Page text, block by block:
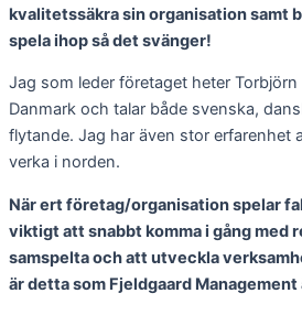
kvalitetssäkra sin organisation samt
spela ihop så det svänger!
Jag som leder företaget heter
Danmark och talar både svenska,
flytande. Jag har även stor erfarenhet
verka i norden.
När ert företag/organisation spelar
viktigt att snabbt komma i gång med
samspelta och att utveckla
är detta som Fjeldgaard